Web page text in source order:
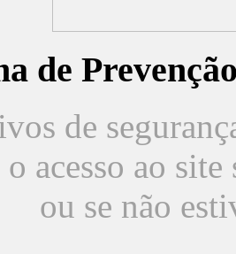
de
de
o acesso ao
ou se não